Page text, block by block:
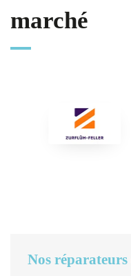
marché
Nos